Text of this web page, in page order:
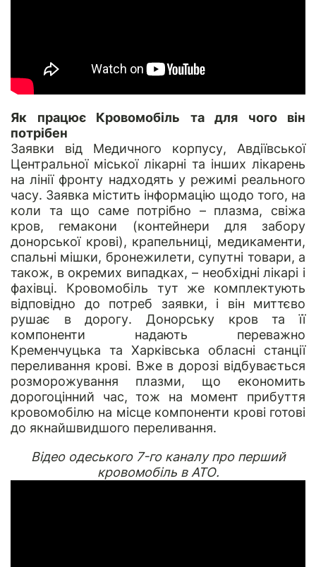
Як працює Кровомобіль та для чого він
потрібен
Заявки від Медичного корпусу, Авдіївської
Центральної міської лікарні та інших лікарень
на лінії фронту надходять у режимі реального
часу. Заявка містить інформацію щодо того, на
коли та що саме потрібно – плазма, свіжа
кров, гемакони (контейнери для забору
донорської крові), крапельниці, медикаменти,
спальні мішки, бронежилети, супутні товари, а
також, в окремих випадках, – необхідні лікарі і
фахівці. Кровомобіль тут же комплектують
відповідно до потреб заявки, і він миттєво
рушає в дорогу. Донорську кров та її
компоненти надають переважно
Кременчуцька та Харківська обласні станції
переливання крові. Вже в дорозі відбувається
розморожування плазми, що економить
дорогоцінний час, тож на момент прибуття
кровомобілю на місце компоненти крові готові
до якнайшвидшого переливання.
Відео одеського 7-го каналу про перший
кровомобіль в АТО.